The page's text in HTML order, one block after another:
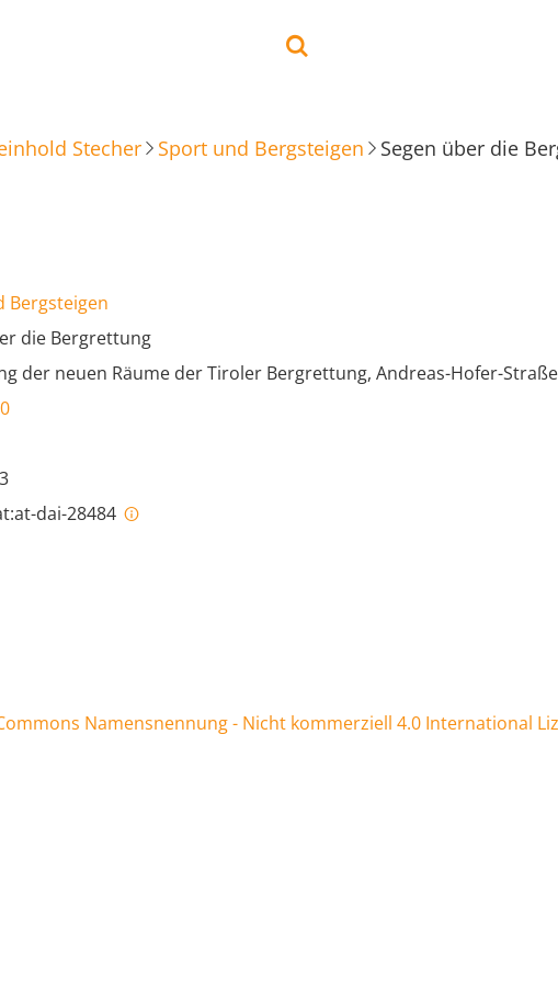
Stecher Sport und Bergsteigen Segen über die
Bergsteigen
die Bergrettung
der neuen Räume der Tiroler Bergrettung, Andreas-Hofer-
dai-28484
Namensnennung - Nicht kommerziell 4.0 International